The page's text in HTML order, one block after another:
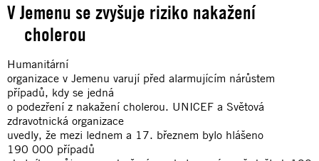
V Jemenu se zvyšuje riziko nakažení
cholerou
Humanitární
organizace v Jemenu varují před alarmujícím nárůstem
případů, kdy se jedná
o podezření z nakažení cholerou. UNICEF a Světová
zdravotnická organizace
uvedly, že mezi lednem a 17. březnem bylo hlášeno
190 000 případů